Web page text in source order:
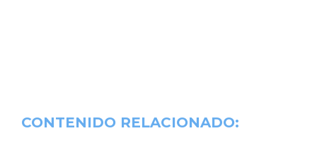
CONTENIDO RELACIONADO: